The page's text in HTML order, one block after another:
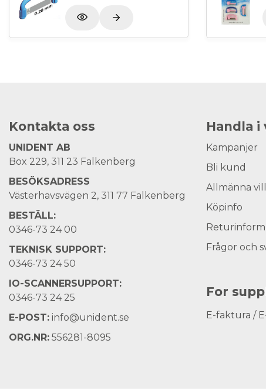
Kontakta oss
UNIDENT AB
Box 229, 311 23 Falkenberg
BESÖKSADRESS
Västerhavsvägen 2, 311 77 Falkenberg
BESTÄLL:
0346-73 24 00
TEKNISK SUPPORT:
0346-73 24 50
IO-SCANNERSUPPORT:
0346-73 24 25
E-POST: info@unident.se
ORG.NR: 556281-8095
Handla
Kampanjer
Bli kund
Allmänna
Köpinfo
Frågor och
For
E-faktura /